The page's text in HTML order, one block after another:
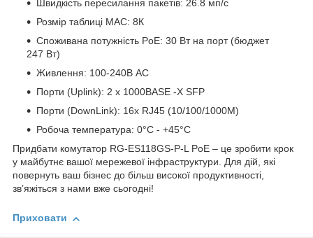
Швидкість пересилання пакетів: 26.8 мп/с
Розмір таблиці MAC: 8К
Споживана потужність PoE: 30 Вт на порт (бюджет
247 Вт)
Живлення: 100-240В AC
Порти (Uplink): 2 x 1000BASE -X SFP
Порти (DownLink): 16x RJ45 (10/100/1000M)
Робоча температура: 0°C - +45°C
Придбати комутатор RG-ES118GS-P-L PoE – це зробити крок
у майбутнє вашої мережевої інфраструктури. Для дій, які
повернуть ваш бізнес до більш високої продуктивності,
зв’яжіться з нами вже сьогодні!
Приховати